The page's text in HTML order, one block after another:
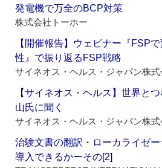
発電機で万全のBCP対策
株式会社トーホー
【開催報告】ウェビナー『FSP
性』で振り返るFSP戦略
サイネオス・ヘルス・ジャパン株式
【サイネオス・ヘルス】世界と
山氏に聞く
サイネオス・ヘルス・ジャパン株式
治験文書の翻訳・ローカライゼ
導入できるかーその[2]